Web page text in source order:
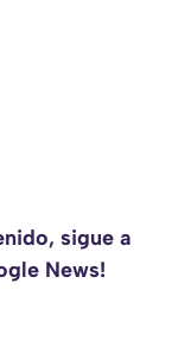
sigue a
News!